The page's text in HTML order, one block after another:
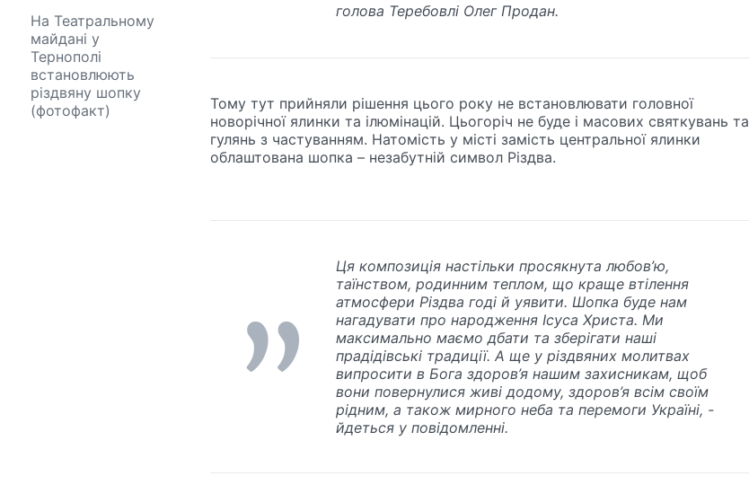
На Театральному
майдані у
Тернополі
встановлюють
різдвяну шопку
(фотофакт)
голова Теребовлі Олег Продан.
Тому тут прийняли рішення цього року не встановлювати головної
новорічної ялинки та ілюмінацій. Цьогоріч не буде і масових святкувань та
гулянь з частуванням. Натомість у місті замість центральної ялинки
облаштована шопка – незабутній символ Різдва.
Ця композиція настільки просякнута любов’ю,
таїнством, родинним теплом, що краще втілення
атмосфери Різдва годі й уявити. Шопка буде нам
нагадувати про народження Ісуса Христа. Ми
максимально маємо дбати та зберігати наші
прадідівські традиції. А ще у різдвяних молитвах
випросити в Бога здоров’я нашим захисникам, щоб
вони повернулися живі додому, здоров’я всім своїм
рідним, а також мирного неба та перемоги Україні, -
йдеться у повідомленні.